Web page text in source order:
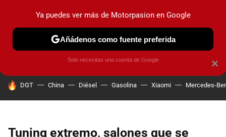
PRUEBAS COCHES ELÉCTRICOS OBSERVATORIO
HOY SE HABLA DE
DGT China Diésel Gasolina Xiaomi Mercedes-
Tuning extremo, salones que se
×
Ya puedes ver más de Motorpasion en Google
Añádenos como fuente preferida
Solo necesitas una cuenta de Google